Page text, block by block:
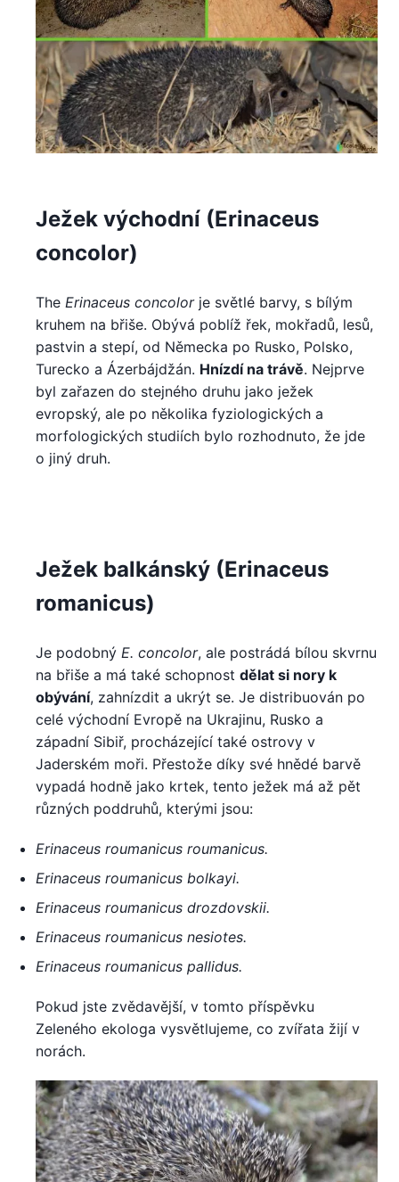
Ježek východní (Erinaceus
concolor)
The Erinaceus concolorje světlé barvy, s bílým
kruhem na břiše. Obývá poblíž řek, mokřadů, lesů,
pastvin a stepí, od Německa po Rusko, Polsko,
Turecko a Ázerbájdžán. Hnízdí na trávě. Nejprve
byl zařazen do stejného druhu jako ježek
evropský, ale po několika fyziologických a
morfologických studiích bylo rozhodnuto, že jde
o jiný druh.
Ježek balkánský (Erinaceus
romanicus)
Je podobný E. concolor, ale postrádá bílou skvrnu
na břiše a má také schopnost dělat si nory k
obývání, zahnízdit a ukrýt se. Je distribuován po
celé východní Evropě na Ukrajinu, Rusko a
západní Sibiř, procházející také ostrovy v
Jaderském moři. Přestože díky své hnědé barvě
vypadá hodně jako krtek, tento ježek má až pět
různých poddruhů, kterými jsou:
Erinaceus roumanicus roumanicus.
Erinaceus roumanicus bolkayi.
Erinaceus roumanicus drozdovskii.
Erinaceus roumanicus nesiotes.
Erinaceus roumanicus pallidus.
Pokud jste zvědavější, v tomto příspěvku
Zeleného ekologa vysvětlujeme, co zvířata žijí v
norách.